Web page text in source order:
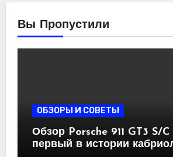
Вы Пропустили
ОБЗОРЫ И СОВЕТЫ
Обзор Porsche 911 GT3 S/
первый в истории